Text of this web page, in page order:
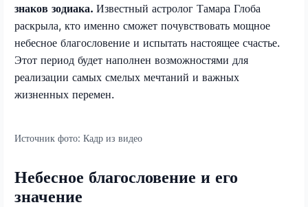
знаков зодиака. Известный астролог Тамара Глоба
раскрыла, кто именно сможет почувствовать мощное
небесное благословение и испытать настоящее счастье.
Этот период будет наполнен возможностями для
реализации самых смелых мечтаний и важных
жизненных перемен.
Источник фото: Кадр из видео
Небесное благословение и его
значение